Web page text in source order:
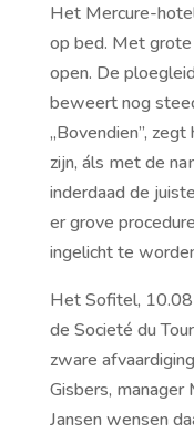
Het Mercure-
op bed. Met
open. De
beweert nog
,,Bovendien’’,
zijn, áls met de
inderdaad de
er grove
ingelicht te
Het Sofitel, 10.08
de Societé du
zware
Gisbers,
Jansen wensen